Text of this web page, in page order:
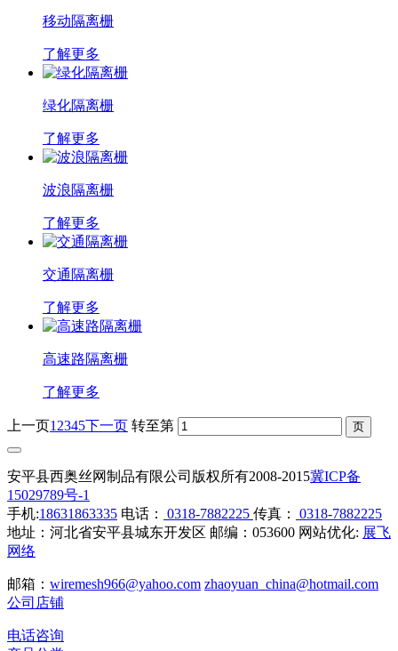
移动隔离栅
了解更多
绿化隔离栅
了解更多
波浪隔离栅
了解更多
交通隔离栅
了解更多
高速路隔离栅
了解更多
上一页1 2345下一页 转至第
安平县西奥丝网制品有限公司版权所有2008-2015冀ICP备
15029789号-1
手机:18631863335 电话： 0318-7882225 传真：
0318-7882225
地址：河北省安平县城东开发区 邮编：053600 网站优化: 展飞
网络
邮箱： wiremesh966@yahoo.com zhaoyuan_china@hotmail.com
公司店铺
电话咨询